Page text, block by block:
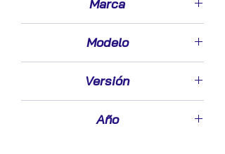
Marca
Modelo
Versión
Año